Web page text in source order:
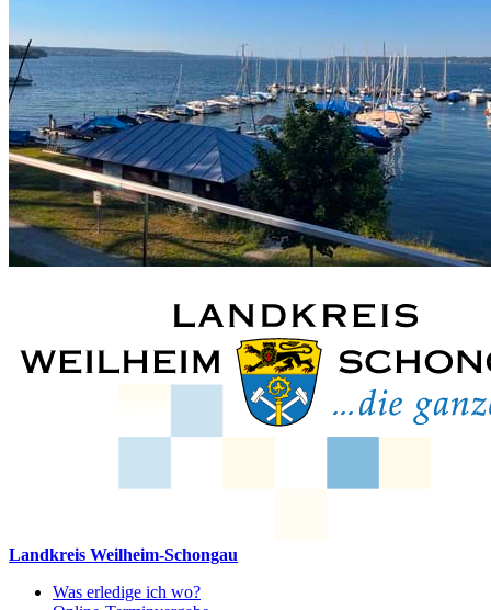
Landkreis Weilheim-Schongau
Was erledige ich wo?